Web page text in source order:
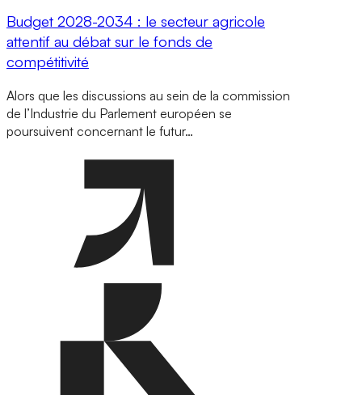
Budget 2028-2034 : le secteur agricole
attentif au débat sur le fonds de
compétitivité
Alors que les discussions au sein de la commission
de l’Industrie du Parlement européen se
poursuivent concernant le futur…